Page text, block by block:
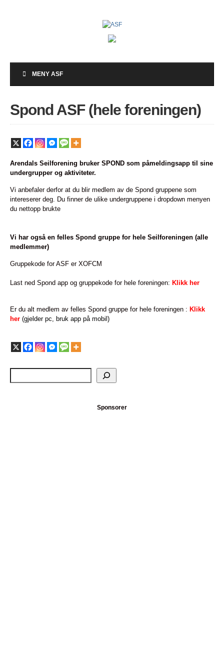
MENY ASF
Spond ASF (hele foreningen)
Arendals Seilforening bruker SPOND som påmeldingsapp til sine
undergrupper og aktiviteter.
Vi anbefaler derfor at du blir medlem av de Spond gruppene som
intereserer deg. Du finner de ulike undergruppene i dropdown menyen
du nettopp brukte
Vi har også en felles Spond gruppe for hele Seilforeningen (alle
medlemmer)
Gruppekode for ASF er XOFCM
Last ned Spond app og gruppekode for hele foreningen: Klikk her
Er du alt medlem av felles Spond gruppe for hele foreningen : Klikk
her (gjelder pc, bruk app på mobil)
Sponsorer